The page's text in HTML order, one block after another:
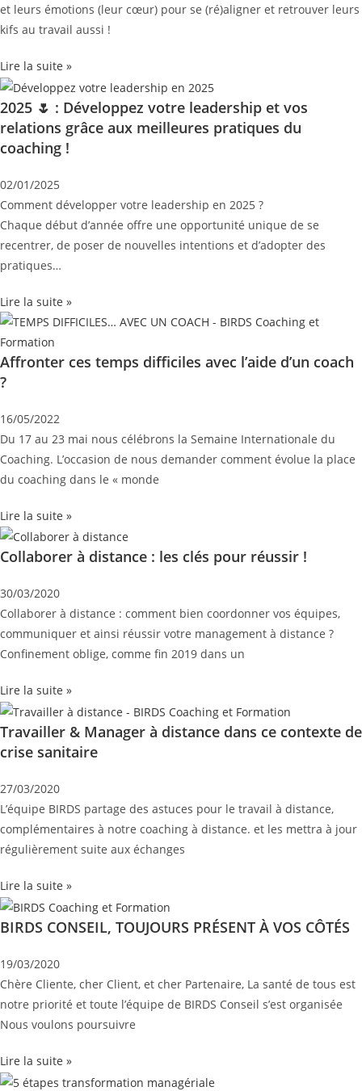
et leurs émotions (leur cœur) pour se (ré)aligner et retrouver leurs
kifs au travail aussi !
Lire la suite »
2025 🌷 : Développez votre leadership et vos
relations grâce aux meilleures pratiques du
coaching !
02/01/2025
Comment développer votre leadership en 2025 ?
Chaque début d’année offre une opportunité unique de se
recentrer, de poser de nouvelles intentions et d’adopter des
pratiques…
Lire la suite »
Affronter ces temps difficiles avec l’aide d’un coach
?
16/05/2022
Du 17 au 23 mai nous célébrons la Semaine Internationale du
Coaching. L’occasion de nous demander comment évolue la place
du coaching dans le « monde
Lire la suite »
Collaborer à distance : les clés pour réussir !
30/03/2020
Collaborer à distance : comment bien coordonner vos équipes,
communiquer et ainsi réussir votre management à distance ?
Confinement oblige, comme fin 2019 dans un
Lire la suite »
Travailler & Manager à distance dans ce contexte de
crise sanitaire
27/03/2020
L’équipe BIRDS partage des astuces pour le travail à distance,
complémentaires à notre coaching à distance. et les mettra à jour
régulièrement suite aux échanges
Lire la suite »
BIRDS CONSEIL, TOUJOURS PRÉSENT À VOS CÔTÉS
19/03/2020
Chère Cliente, cher Client, et cher Partenaire, La santé de tous est
notre priorité et toute l’équipe de BIRDS Conseil s’est organisée
Nous voulons poursuivre
Lire la suite »